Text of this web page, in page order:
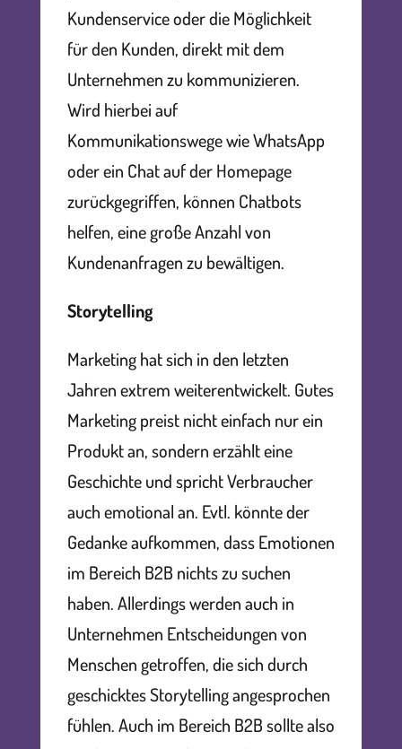
Kundenservice oder die Möglichkeit
für den Kunden, direkt mit dem
Unternehmen zu kommunizieren.
Wird hierbei auf
Kommunikationswege wie WhatsApp
oder ein Chat auf der Homepage
zurückgegriffen, können Chatbots
helfen, eine große Anzahl von
Kundenanfragen zu bewältigen.
Storytelling
Marketing hat sich in den letzten
Jahren extrem weiterentwickelt. Gutes
Marketing preist nicht einfach nur ein
Produkt an, sondern erzählt eine
Geschichte und spricht Verbraucher
auch emotional an. Evtl. könnte der
Gedanke aufkommen, dass Emotionen
im Bereich B2B nichts zu suchen
haben. Allerdings werden auch in
Unternehmen Entscheidungen von
Menschen getroffen, die sich durch
geschicktes Storytelling angesprochen
fühlen. Auch im Bereich B2B sollte also